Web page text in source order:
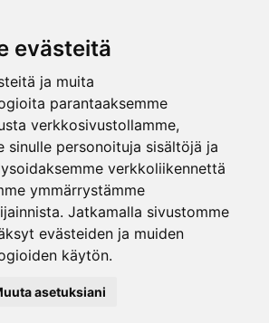
evästeitä
ja muita
parantaaksemme
verkkosivustollamme,
sinulle personoituja sisältöjä ja
verkkoliikennettä
ymmärrystämme
Jatkamalla sivustomme
evästeiden ja muiden
käytön.
asetuksiani